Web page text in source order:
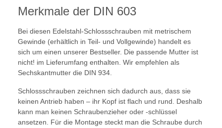
Merkmale der DIN 603
Bei diesen Edelstahl-Schlossschrauben mit metrischem
Gewinde (erhältlich in Teil- und Vollgewinde) handelt es
sich um einen unserer Bestseller. Die passende Mutter ist
nicht! im Lieferumfang enthalten. Wir empfehlen als
Sechskantmutter die DIN 934.
Schlossschrauben zeichnen sich dadurch aus, dass sie
keinen Antrieb haben – ihr Kopf ist flach und rund. Deshalb
kann man keinen Schraubenzieher oder -schlüssel
ansetzen. Für die Montage steckt man die Schraube durch